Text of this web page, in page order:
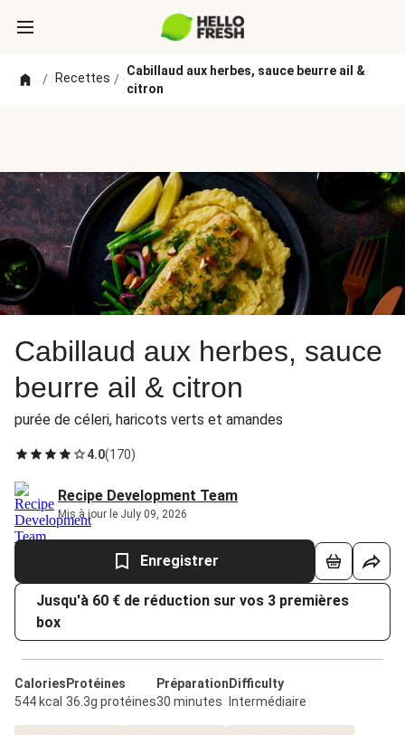
/ Recettes /
Cabillaud aux herbes, sauce beurre ail &
citron
Cabillaud aux herbes, sauce
beurre ail & citron
purée de céleri, haricots verts et amandes
4.0(170)
Recipe Development Team
Mis à jour le July 09, 2026
Enregistrer
Jusqu'à 60 € de réduction sur vos 3 premières
box
Calories
544 kcal
Protéines
36.3g protéines
Préparation
30 minutes
Difficulty
Intermédiaire